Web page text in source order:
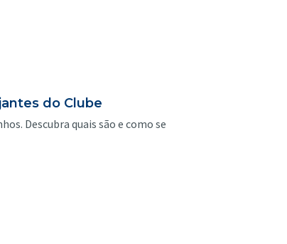
do Clube
Descubra quais são e como se